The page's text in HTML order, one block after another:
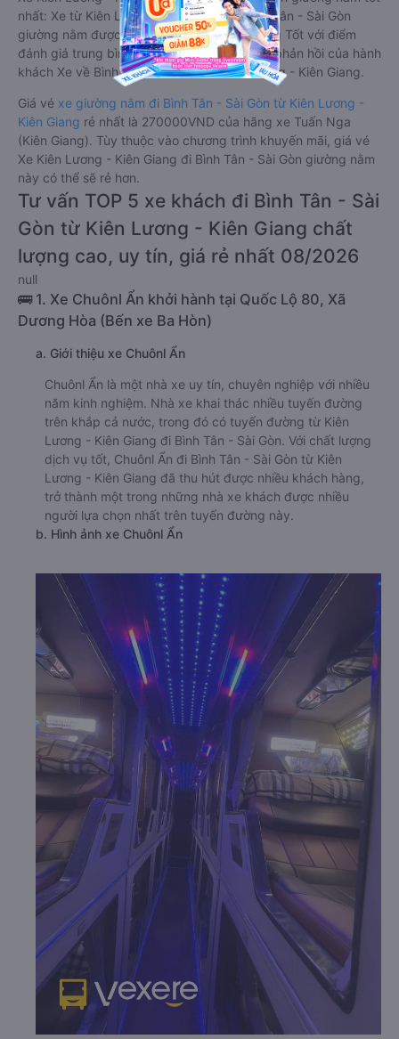
nhất: Xe từ Kiên Lương - Kiên Giang đi Bình Tân - Sài Gòn
giường nằm được đánh giá chung chất lượng Tốt với điểm
đánh giá trung bình từ 4.6/5 dựa trên 5257 phản hồi của hành
khách Xe về Bình Tân - Sài Gòn từ Kiên Lương - Kiên Giang.
Giá vé xe giường nằm đi Bình Tân - Sài Gòn từ Kiên Lương -
Kiên Giang rẻ nhất là 270000VND của hãng xe Tuấn Nga
(Kiên Giang). Tùy thuộc vào chương trình khuyến mãi, giá vé
Xe Kiên Lương - Kiên Giang đi Bình Tân - Sài Gòn giường nằm
này có thể sẽ rẻ hơn.
Tư vấn TOP 5 xe khách đi Bình Tân - Sài
Gòn từ Kiên Lương - Kiên Giang chất
lượng cao, uy tín, giá rẻ nhất 08/2026
null
🚌 1. Xe Chuônl Ẩn khởi hành tại Quốc Lộ 80, Xã
Dương Hòa (Bến xe Ba Hòn)
a. Giới thiệu xe Chuônl Ẩn
Chuônl Ẩn là một nhà xe uy tín, chuyên nghiệp với nhiều
năm kinh nghiệm. Nhà xe khai thác nhiều tuyến đường
trên khắp cả nước, trong đó có tuyến đường từ Kiên
Lương - Kiên Giang đi Bình Tân - Sài Gòn. Với chất lượng
dịch vụ tốt, Chuônl Ẩn đi Bình Tân - Sài Gòn từ Kiên
Lương - Kiên Giang đã thu hút được nhiều khách hàng,
trở thành một trong những nhà xe khách được nhiều
người lựa chọn nhất trên tuyến đường này.
b. Hình ảnh xe Chuônl Ẩn